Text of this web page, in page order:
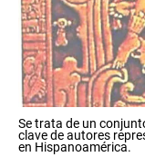
Se trata de un
clave de autores
en Hispanoamérica.